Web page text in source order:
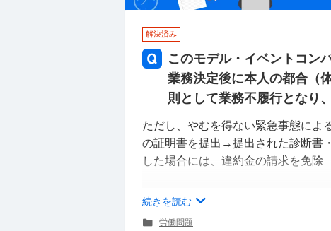
解決済み
このモデル・イベントコン
業務決定後に本人の都合（
則として業務不履行となり
ただし、やむを得ない緊急事態によ
の証明書を提出→提出された診断書
した場合には、違約金の請求を免除
一方、診断書があっても「非適正（
続きを読む
労働問題